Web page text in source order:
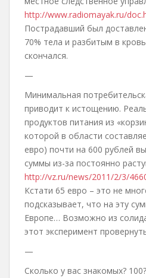
http://www.radiomayak.ru/
Пострадавший был
70% тела и разбитым в
скончался.
—
Минимальная
приводит к истощению.
продуктов питания из
которой в области
евро) почти на 600 рублей
суммы из-за постоянно
http://vz.ru/news/2011/2/3/
Кстати 65 евро – это не
подсказывает, что на эту
Европе… Возможно из
этот эксперимент
—
Сколько у вас знакомых?